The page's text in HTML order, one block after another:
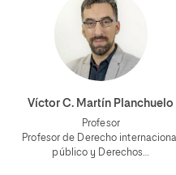
Víctor C. Martín Planchuelo
Profesor
Profesor de Derecho internacional
público y Derechos…